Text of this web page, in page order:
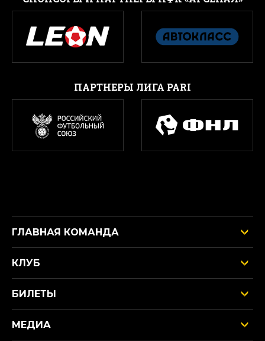
ПАРТНЕРЫ ЛИГА PARI
ГЛАВНАЯ КОМАНДА
КЛУБ
БИЛЕТЫ
МЕДИА